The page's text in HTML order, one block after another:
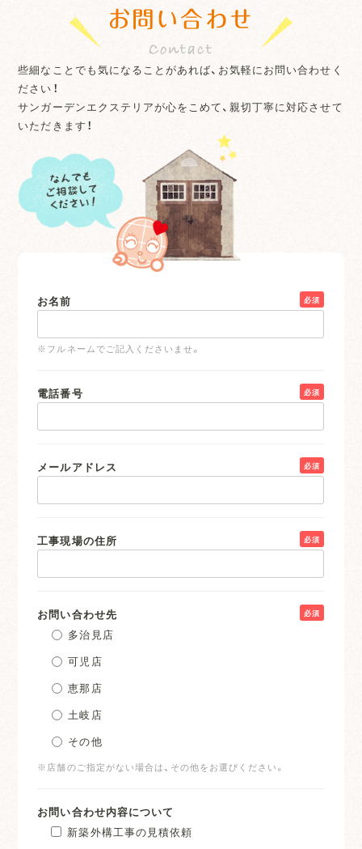
お問い合わせ
些細なことでも気になることがあれば、お気軽にお問い合わせく
ださい！
サンガーデンエクステリアが心をこめて、親切丁寧に対応させて
いただきます！
お名前 必須
※フルネームでご記入くださいませ。
電話番号 必須
メールアドレス 必須
工事現場の住所 必須
お問い合わせ先 必須
多治見店
可児店
恵那店
土岐店
その他
※店舗のご指定がない場合は、その他をお選びください。
お問い合わせ内容について
新築外構工事の見積依頼